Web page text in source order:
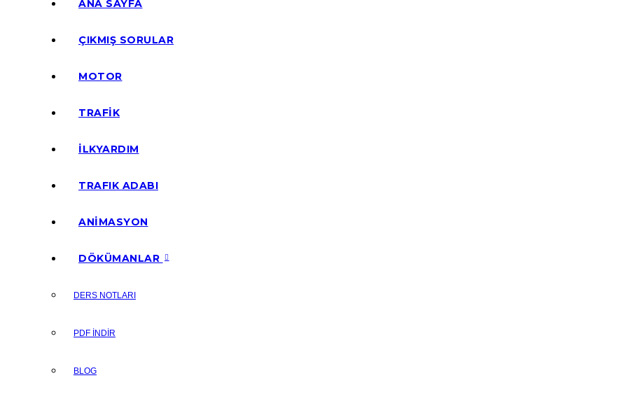
ANA SAYFA
ÇIKMIŞ SORULAR
MOTOR
TRAFİK
İLKYARDIM
TRAFIK ADABI
ANİMASYON
DÖKÜMANLAR
DERS NOTLARI
PDF İNDİR
BLOG